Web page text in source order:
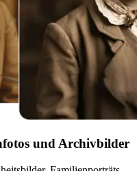
und Archivbilder